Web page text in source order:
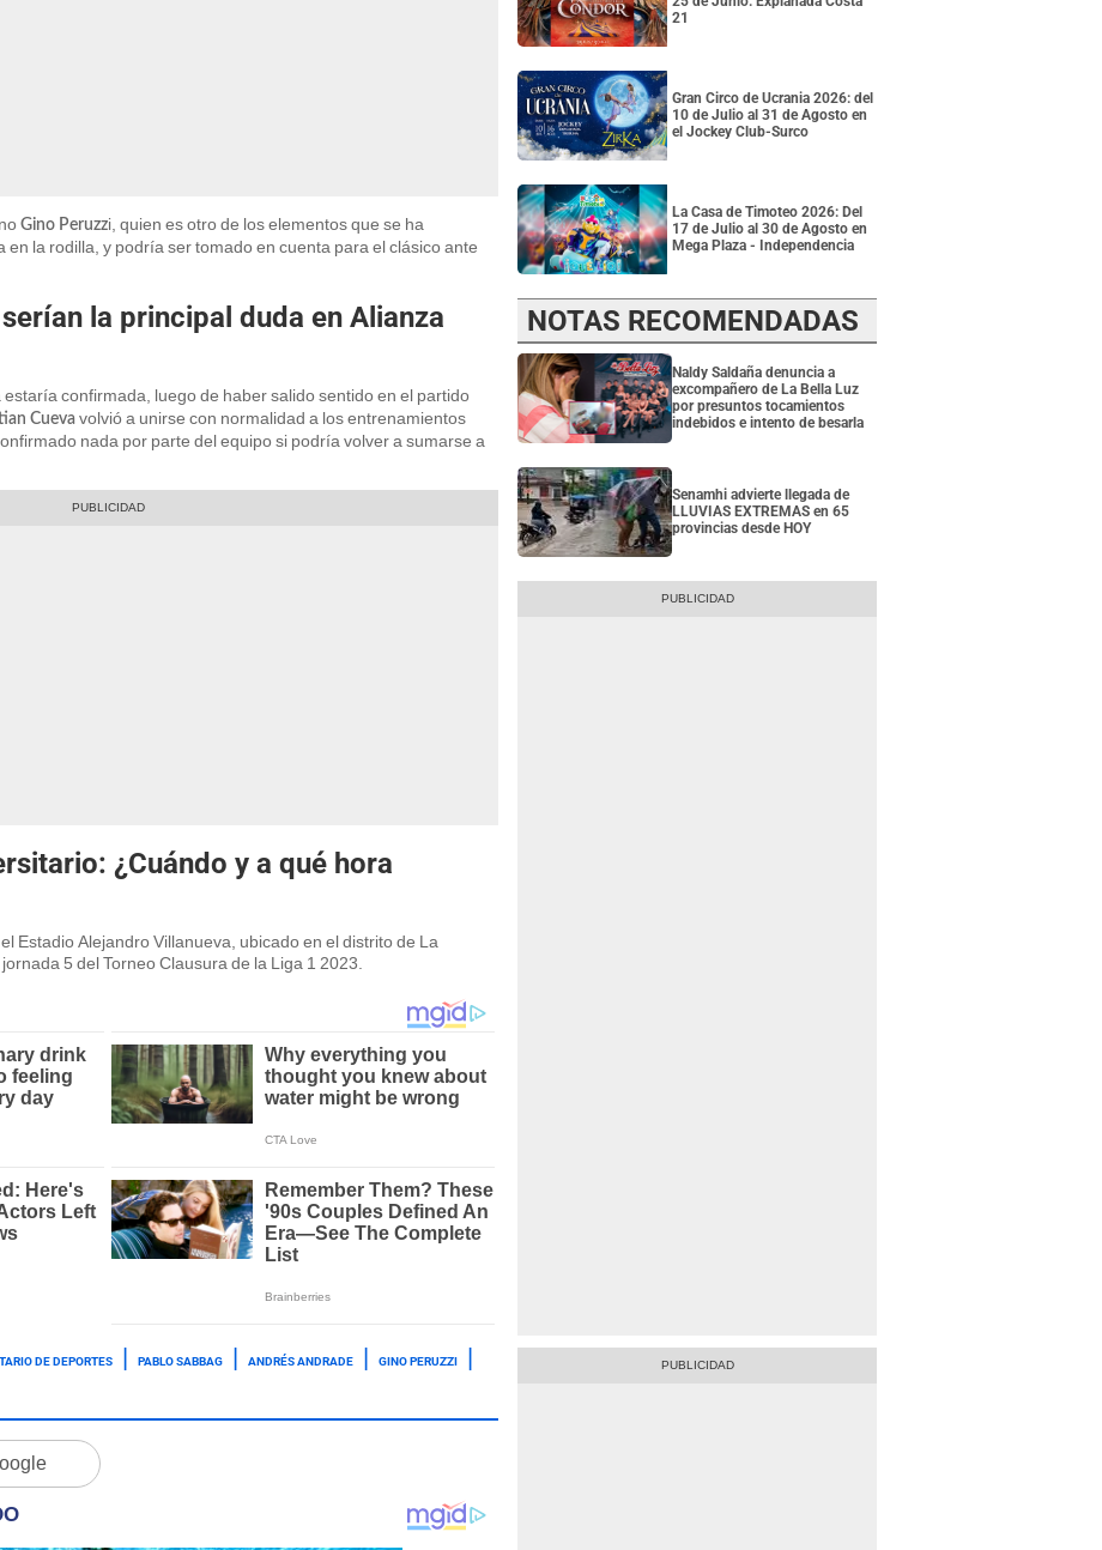
Gino Peruzzi, quien es otro de los elementos que se ha
la rodilla, y podría ser tomado en cuenta para el clásico ante
la principal duda en Alianza
estaría confirmada, luego de haber salido sentido en el partido
Cueva volvió a unirse con normalidad a los entrenamientos
nada por parte del equipo si podría volver a sumarse a
¿Cuándo y a qué hora
Estadio Alejandro Villanueva, ubicado en el distrito de La
5 del Torneo Clausura de la Liga 1 2023.
DE DEPORTES PABLO SABBAG ANDRÉS ANDRADE
GINO PERUZZI
21
Gran Circo de Ucrania 2026: del
10 de Julio al 31 de Agosto en
el Jockey Club-Surco
La Casa de Timoteo 2026: Del
17 de Julio al 30 de Agosto en
Mega Plaza - Independencia
NOTAS RECOMENDADAS
Naldy Saldaña denuncia a
excompañero de La Bella Luz
por presuntos tocamientos
indebidos e intento de besarla
Senamhi advierte llegada de
LLUVIAS EXTREMAS en 65
provincias desde HOY